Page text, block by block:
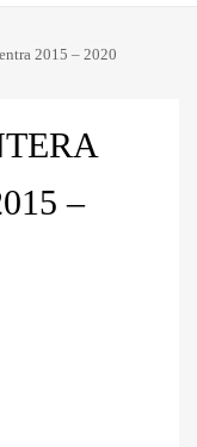
2015 – 2020
–